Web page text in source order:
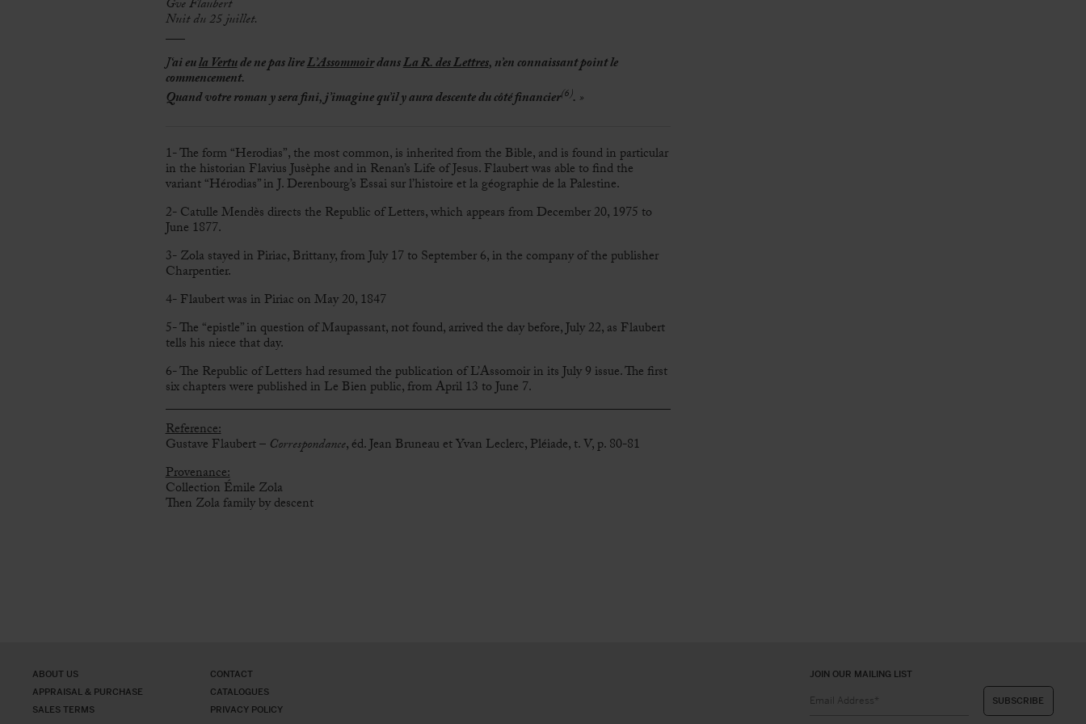
Gve Flaubert
Nuit du 25 juillet.
___
J‘ai eula Vertude ne pas lireL’AssommoirdansLa R. des Lettres, n’en connaissant point le
commencement.
Quand votre roman y sera fini, j’imagine qu’il y aura descente du côté financier(6). »
1- The form “Herodias”, the most common, is inherited from the Bible, and is found in particular
in the historian Flavius Jusèphe and in Renan’s Life of Jesus. Flaubert was able to find the
variant “Hérodias” in J. Derenbourg’s Essai sur l’histoire et la géographie de la Palestine.
2- Catulle Mendès directs the Republic of Letters, which appears from December 20, 1975 to
June 1877.
3- Zola stayed in Piriac, Brittany, from July 17 to September 6, in the company of the publisher
Charpentier.
4- Flaubert was in Piriac on May 20, 1847
5- The “epistle” in question of Maupassant, not found, arrived the day before, July 22, as Flaubert
tells his niece that day.
6- The Republic of Letters had resumed the publication of L’Assomoir in its July 9 issue. The first
six chapters were published in Le Bien public, from April 13 to June 7.
Reference:
Gustave Flaubert – Correspondance, éd. Jean Bruneau et Yvan Leclerc, Pléiade, t. V, p. 80-81
Provenance:
Collection Émile Zola
Then Zola family by descent
ABOUT US
APPRAISAL & PURCHASE
SALES TERMS
CONTACT
CATALOGUES
PRIVACY POLICY
JOIN OUR MAILING LIST